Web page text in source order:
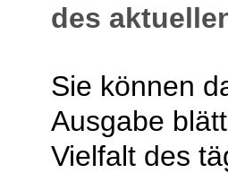
des
Sie können
Ausgabe
Vielfalt des